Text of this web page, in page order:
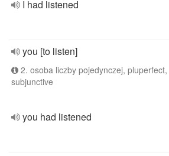
I had listened
you [to listen]
2. osoba liczby pojedynczej, pluperfect,
subjunctive
you had listened